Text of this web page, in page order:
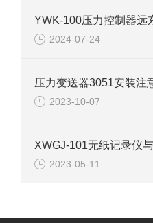
2024-07-24
2023-10-07
2023-05-11